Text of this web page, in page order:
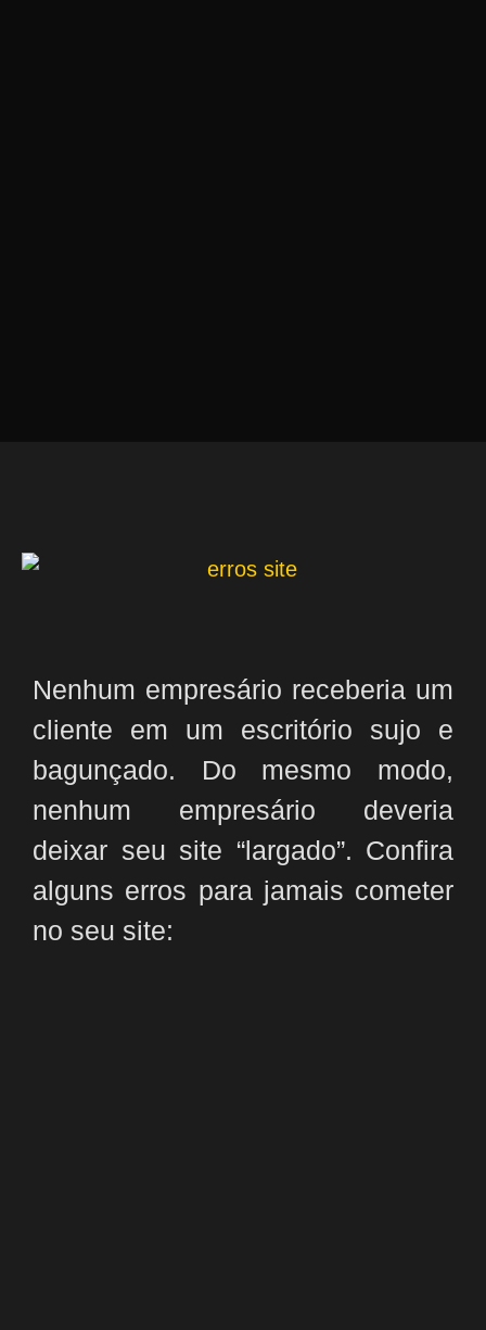
Nenhum empresário receberia um
cliente em um escritório sujo e
bagunçado. Do mesmo modo,
nenhum empresário deveria
deixar seu site “largado”. Confira
alguns erros para jamais cometer
no seu site: